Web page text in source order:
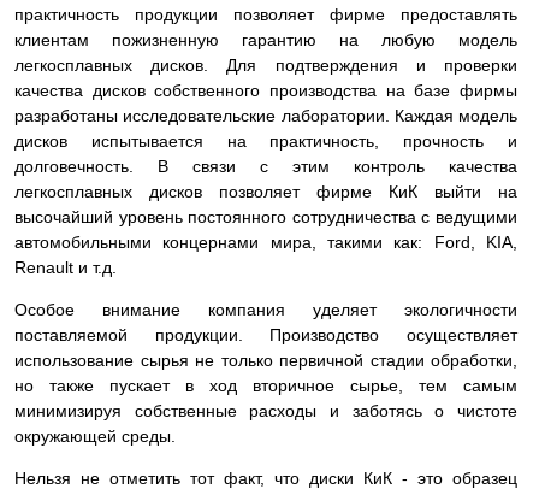
практичность продукции позволяет фирме предоставлять
клиентам пожизненную гарантию на любую модель
легкосплавных дисков. Для подтверждения и проверки
качества дисков собственного производства на базе фирмы
разработаны исследовательские лаборатории. Каждая модель
дисков испытывается на практичность, прочность и
долговечность. В связи с этим контроль качества
легкосплавных дисков позволяет фирме КиК выйти на
высочайший уровень постоянного сотрудничества с ведущими
автомобильными концернами мира, такими как: Ford, KIA,
Renault и т.д.
Особое внимание компания уделяет экологичности
поставляемой продукции. Производство осуществляет
использование сырья не только первичной стадии обработки,
но также пускает в ход вторичное сырье, тем самым
минимизируя собственные расходы и заботясь о чистоте
окружающей среды.
Нельзя не отметить тот факт, что диски КиК - это образец